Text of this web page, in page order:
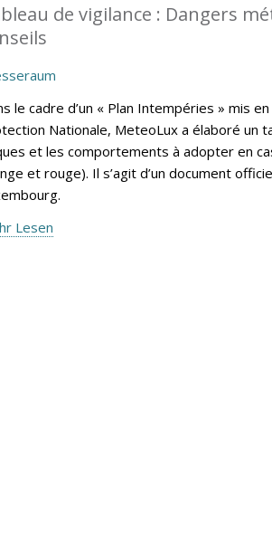
de vigilance : Dangers
le cadre d’un « Plan Intempéries » mis
Nationale, MeteoLux a élaboré un
et les comportements à adopter en
et rouge). Il s’agit d’un document
Lesen